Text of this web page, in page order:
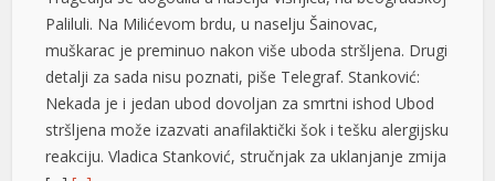
Paliluli. Na Milićevom brdu, u naselju Šainovac,
muškarac je preminuo nakon više uboda stršljena. Drugi
detalji za sada nisu poznati, piše Telegraf. Stanković:
Nekada je i jedan ubod dovoljan za smrtni ishod Ubod
stršljena može izazvati anafilaktički šok i tešku alergijsku
reakciju. Vladica Stanković, stručnjak za uklanjanje zmija